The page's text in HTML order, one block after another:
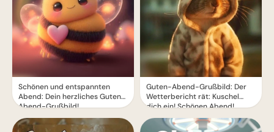
Schönen und entspannten
Abend: Dein herzliches Guten-
Abend-Grußbild!
Guten-Abend-Grußbild: Der
Wetterbericht rät: Kuschel
dich ein! Schönen Abend!